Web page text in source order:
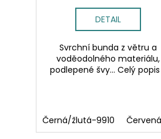
DETAIL
Svrchní bunda z větru a
voděodolného materiálu,
podlepené švy... Celý popis
Černá/žlutá-9910 Červená